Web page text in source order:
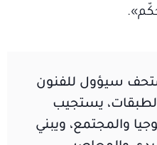
سيؤول للفنون
يستجيب
والمجتمع، ويبني